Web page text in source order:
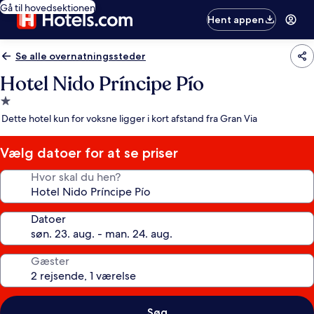
Gå til hovedsektionen
Hent appen
Se alle overnatningssteder
Hotel Nido Príncipe Pío
1.0-
stjernet
Dette hotel kun for voksne ligger i kort afstand fra Gran Via
Vælg datoer for at se priser
Hvor skal du hen?
Datoer
Gæster